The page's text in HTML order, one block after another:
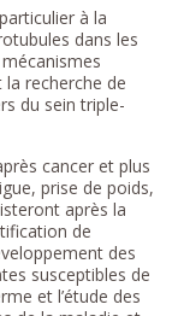
à la
dans les
recherche de
du sein triple-
cancer et plus
prise de poids,
après la
de
des
susceptibles de
et l’étude des